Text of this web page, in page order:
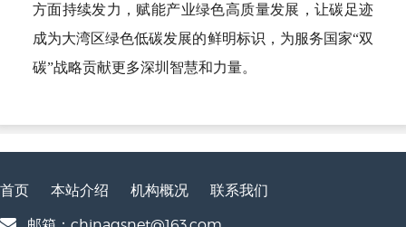
方面持续发力，赋能产业绿色高质量发展，让碳足迹
成为大湾区绿色低碳发展的鲜明标识，为服务国家“双
碳”战略贡献更多深圳智慧和力量。
首页 本站介绍 机构概况
联系我们